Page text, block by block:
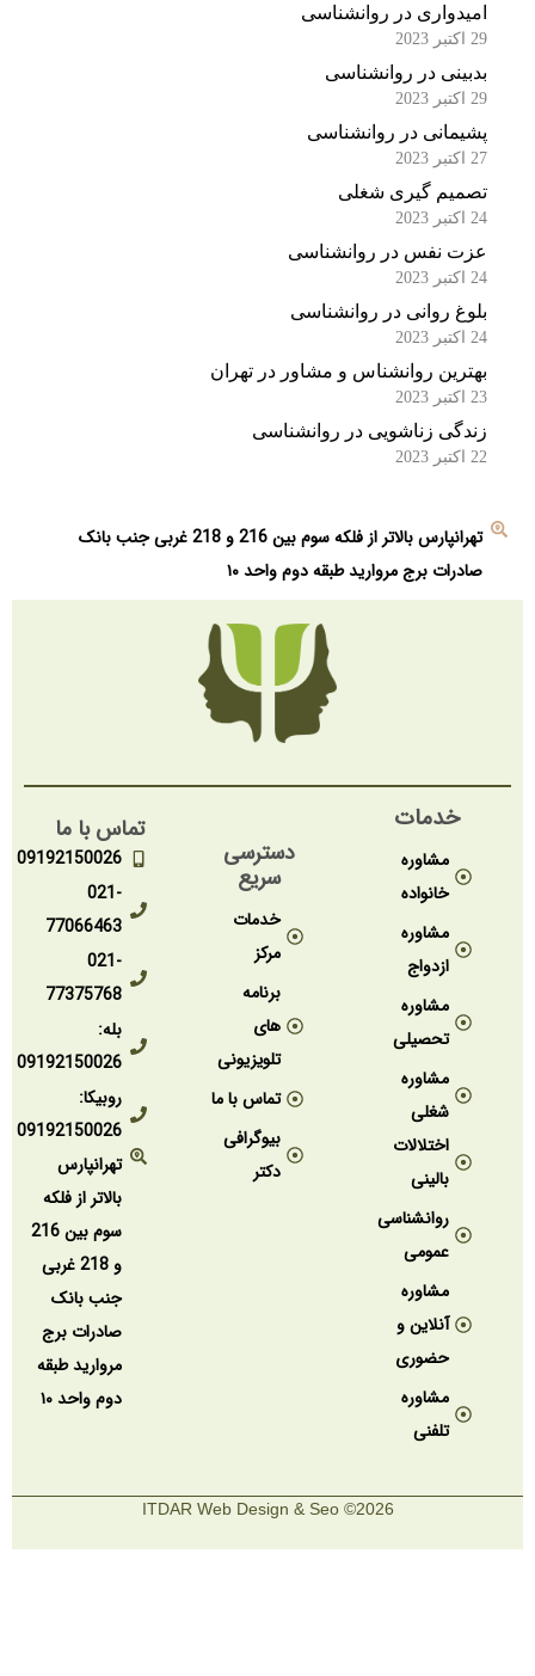
امیدواری در روانشناسی
بدبینی در روانشناسی
پشیمانی در روانشناسی
تصمیم گیری شغلی
عزت نفس در روانشناسی
بلوغ روانی در روانشناسی
بهترین روانشناس و مشاور در تهران
زندگی زناشویی در روانشناسی
تهرانپارس بالاتر از فلکه سوم بین 216 و 218 غربی جنب بانک
صادرات برج مروارید طبقه دوم واحد ۱۰
خدمات
مشاوره
خانواده
مشاوره
ازدواج
مشاوره
تحصیلی
مشاوره
شغلی
اختلالات
بالینی
روانشناسی
عمومی
مشاوره
آنلاین و
حضوری
مشاوره
تلفنی
دسترسی
سریع
خدمات
مرکز
های
تلویزیونی
تماس با ما
بیوگرافی
دکتر
تماس با ما
09192150026
77066463
77375768
09192150026
روبیکا:
09192150026
تهرانپارس
بالاتر از فلکه
سوم بین 216
و 218 غربی
جنب بانک
صادرات برج
مروارید طبقه
دوم واحد ۱۰